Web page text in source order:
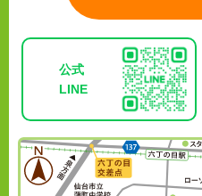
公式
LINE